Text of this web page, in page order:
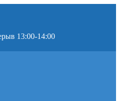
13:00-14:00